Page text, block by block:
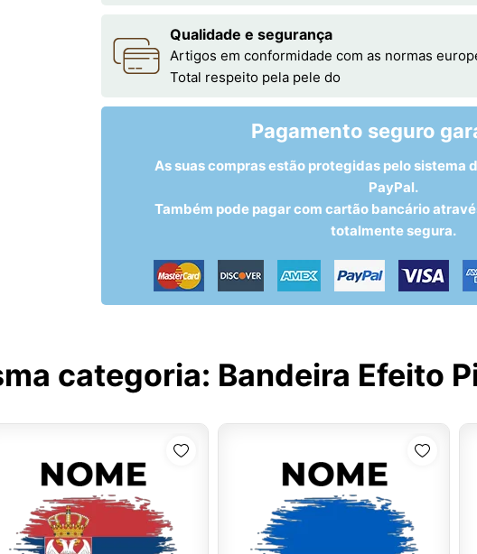
Qualidade e segurança
Artigos em conformidade com as normas
Total respeito pela pele do
Pagamento seguro
As suas compras estão protegidas pelo sistema
PayPal.
Também pode pagar com cartão bancário
totalmente segura.
categoria: Bandeira Efeito